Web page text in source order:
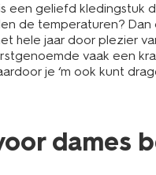
een geliefd kledingstuk
de temperaturen?
hele jaar door plezier
vaak een
je ‘m ook kunt
dames